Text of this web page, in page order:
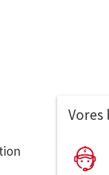
Vores